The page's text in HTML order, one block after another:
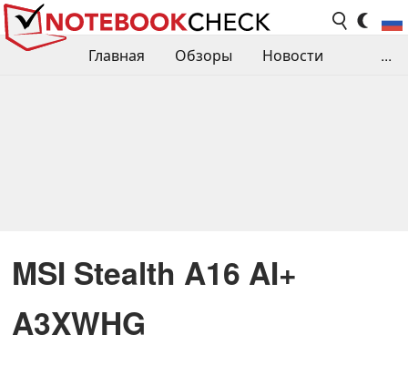
Главная Обзоры
Новости
...
MSI Stealth A16 AI+
A3XWHG